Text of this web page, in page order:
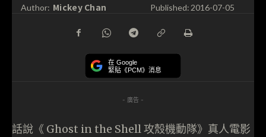
Author: Mickey Chan Published:2016-07-05
在 Google
緊貼《PCM》消息
- 廣告 -
話說《 Ghost in the Shell 攻殼機動隊》真人電影